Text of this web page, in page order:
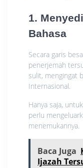
1.
Bahasa
Secara garis
penerjemah
sulit, mengingat
Internasional.
Hanya saja,
perlu
menemukannya.
Baca Juga
Ijazah